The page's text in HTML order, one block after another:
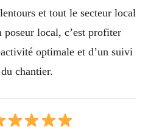
et tout le secteur local
local, c’est profiter
optimale et d’un suivi
chantier.